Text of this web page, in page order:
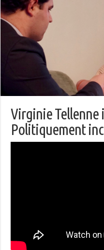
Virginie Tellenne
Politiquement